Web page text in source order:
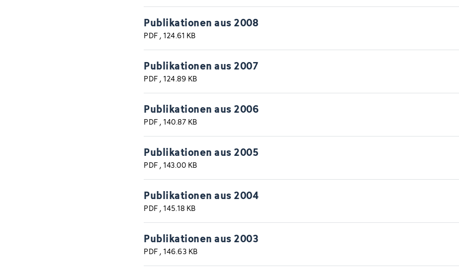
Publikationen aus 2008
PDF, 124.61 KB
Publikationen aus 2007
PDF, 124.89 KB
Publikationen aus 2006
PDF, 140.87 KB
Publikationen aus 2005
PDF, 143.00 KB
Publikationen aus 2004
PDF, 145.18 KB
Publikationen aus 2003
PDF, 146.63 KB